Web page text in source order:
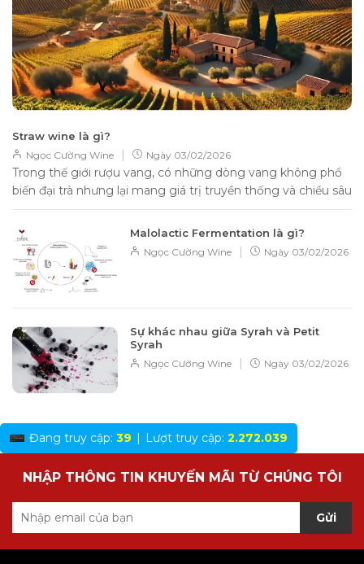
Straw wine là gì?
Ngọc Cường Wine | Ngày 03/02/2026
Trong thế giới rượu vang, có những dòng vang không phổ
biến đại trà nhưng lại mang giá trị truyền thống và chiều sâu
hương...
Malolactic Fermentation là gì?
Ngọc Cường Wine | Ngày 03/02/2026
Sự khác nhau giữa Syrah và Petit
Syrah
Ngọc Cường Wine Ngày 03/02/2026
Đang truy cập: 39 | Lượt truy cập: 2.272.039
NHẬP THÔNG TIN KHUYẾN MÃI TỪ CHÚNG TÔI
Gửi